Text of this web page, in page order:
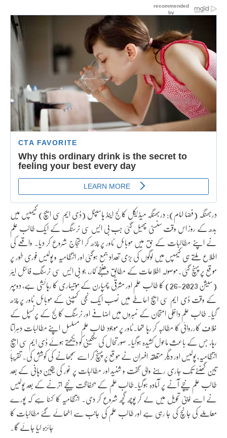
دربھنگہ (فضا امام): دربھنگہ میڈیکل کالج اینڈ ہاسپٹل (ڈی ایم سی ایچ) کیمپس میں
بدھ کے روز اس وقت سنسنی پھیل گئی جب بی ایس سی نرسنگ کے ایک طالب علم
نے اپنے مطالبات کے حق میں موبائل ٹاور پر چڑھ کر احتجاج شروع کر دیا۔ واقعے کی
اطلاع ملتے ہی کیمپس میں لوگوں کی بڑی تعداد جمع ہوگئی اور انتظامیہ و پولیس فوری طور پر
موقع پر پہنچ گئی۔موصولہ اطلاعات کے مطابق دھننجے کمار، جو بی ایس سی نرسنگ فائنل ایئر
(سیشن 2023-26) کا طالب علم اور مشرقی چمپارن کے موتیہاری کا رہائشی ہے، دوپہر
کے وقت ڈی ایم سی ایچ احاطے میں نصب ایک نجی کمپنی کے موبائل ٹاور پر چڑھ
گیا۔ طالب علم داخلی امتحان کے نمبروں میں اضافے اور نرسنگ کالج کے پرنسپل کے
خلاف کارروائی کا مطالبہ کر رہا تھا۔ٹاور پر موجود طالب علم مسلسل اپنے مطالبات دہراتا
رہا، جس کے باعث ماحول کشیدہ ہوگیا۔ صورتحال کی سنگینی کو دیکھتے ہوئے ڈی ایم سی ایچ
انتظامیہ، پولیس اور دیگر متعلقہ افسران نے موقع پر پہنچ کر اسے سمجھانے کی کوشش کی۔ تقریباً
تین گھنٹے تک جاری رہنے والی گفت و شنید اور مطالبات پر غور کی یقین دہانی کے بعد
طالب علم نیچے آنے پر آمادہ ہوگیا۔طالب علم کے بحفاظت نیچے اترنے کے بعد پولیس
نے اسے اپنی تحویل میں لے کر پوچھ گچھ شروع کر دی۔ انتظامیہ کا کہنا ہے کہ پورے
معاملے کی جانچ کی جا رہی ہے اور طالب علم کی جانب سے اٹھائے گئے مطالبات کا
جائزہ لیا جائے گا۔